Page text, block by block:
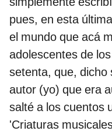
pues, en esta
el mundo que acá
adolescentes de
setenta, que, dicho
autor (yo) que era
salté a los cuentos
'Criaturas